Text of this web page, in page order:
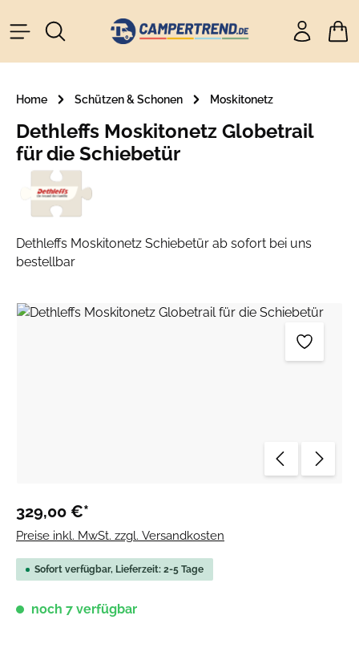
springen
Home Schützen & Schonen Moskitonetz
Dethleffs Moskitonetz Globetrail
für die Schiebetür
Dethleffs Moskitonetz Schiebetür ab sofort bei uns
bestellbar
Bildergalerie überspringen
329,00 €*
Preise inkl. MwSt. zzgl. Versandkosten
Sofort verfügbar, Lieferzeit: 2-5 Tage
noch 7 verfügbar